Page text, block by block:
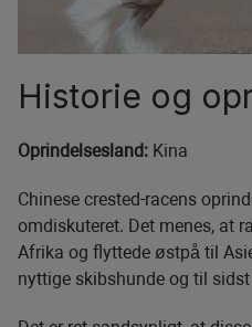
Historie og
Oprindelsesland: Kina
Chinese crested-racens
omdiskuteret. Det menes, at
Afrika og flyttede østpå til
nyttige skibshunde og til